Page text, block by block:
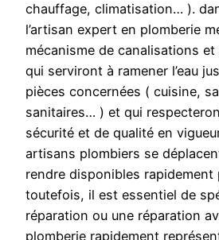
chauffage, climatisation… ).
l’artisan expert en plomberie
mécanisme de canalisations
qui serviront à ramener l’eau
pièces concernées ( cuisine,
sanitaires… ) et qui
sécurité et de qualité en
artisans plombiers se
rendre disponibles rapidement
toutefois, il est essentiel de
réparation ou une réparation
plomberie rapidement